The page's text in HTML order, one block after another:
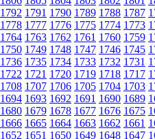
1792 1791 1790 1789 1788 1787
1778 1777 1776 1775 1774 1773
1764 1763 1762 1761 1760 1759
1750 1749 1748 1747 1746 1745
1736 1735 1734 1733 1732 1731
1722 1721 1720 1719 1718 1717
1708 1707 1706 1705 1704 1703
1694 1693 1692 1691 1690 1689
1680 1679 1678 1677 1676 1675
1666 1665 1664 1663 1662 1661
1652 1651 1650 1649 1648 1647